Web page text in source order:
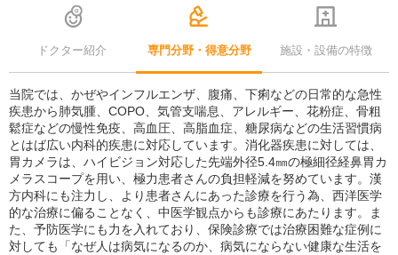
ドクター紹介 専門分野・得意分野 施設・設備の特徴
当院では、かぜやインフルエンザ、腹痛、下痢などの日常的な急性
疾患から肺気腫、COPO、気管支喘息、アレルギー、花粉症、骨粗
鬆症などの慢性免疫、高血圧、高脂血症、糖尿病などの生活習慣病
とはば広い内科的疾患に対応しています。消化器疾患に対しては、
胃カメラは、ハイビジョン対応した先端外径5.4㎜の極細径経鼻胃カ
メラスコープを用い、極力患者さんの負担軽減を努めています。漢
方内科にも注力し、より患者さんにあった診療を行う為、西洋医学
的な治療に偏ることなく、中医学観点からも診療にあたります。ま
た、予防医学にも力を入れており、保険診療では治療困難な症例に
対しても「なぜ人は病気になるのか、病気にならない健康な生活を